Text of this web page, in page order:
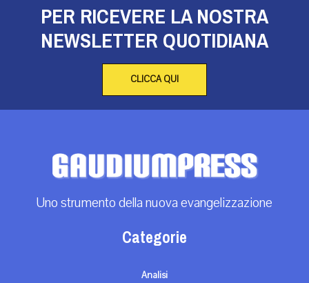
PER RICEVERE LA NOSTRA
NEWSLETTER QUOTIDIANA
CLICCA QUI
Uno strumento della nuova evangelizzazione
Categorie
Analisi